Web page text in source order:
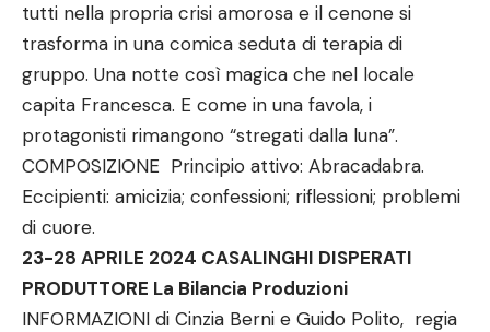
tutti nella propria crisi amorosa e il cenone si
trasforma in una comica seduta di terapia di
gruppo. Una notte così magica che nel locale
capita Francesca. E come in una favola, i
protagonisti rimangono “stregati dalla luna”.
COMPOSIZIONE Principio attivo: Abracadabra.
Eccipienti: amicizia; confessioni; riflessioni; problemi
di cuore.
23-28 APRILE 2024 CASALINGHI DISPERATI
PRODUTTORE La Bilancia Produzioni
INFORMAZIONI di Cinzia Berni e Guido Polito, regia